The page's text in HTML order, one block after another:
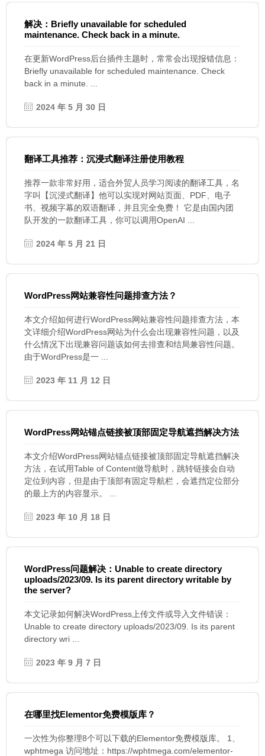
解决：Briefly unavailable for scheduled
maintenance. Check back in a minute.
在更新WordPress后台插件主题时，常常会出现报错信息：
Briefly unavailable for scheduled maintenance. Check
back in a minute. ...
2024 年 5 月 30 日
翻译工具推荐：沉浸式翻译注册使用教程
推荐一款非常好用，适合外贸人员学习阅读的翻译工具，名
字叫【沉浸式翻译】他可以实现对网站页面、PDF、电子
书、视频字幕的双语翻译，并且完全免费！ 它是由国内团
队开发的一款翻译工具，你可以调用OpenAI ...
2024 年 5 月 21 日
WordPress网站兼容性问题排查方法？
本文介绍如何进行WordPress网站兼容性问题排查方法，本
文详细介绍WordPress网站为什么会出现兼容性问题，以及
什么情况下出现兼容问题该如何去排查和结局兼容性问题。
由于WordPress是一 ...
2023 年 11 月 12 日
WordPress网站锚点链接被顶部固定导航遮挡解决方法
本文介绍WordPress网站锚点链接被顶部固定导航遮挡解决
方法，在试用Table of Content做导航时，跳转链接会自动
定位到内容，但是由于顶部有固定导航栏，会遮挡定位部分
的最上方的内容显示。 ...
2023 年 10 月 18 日
WordPress问题解决：Unable to create directory
uploads/2023/09. Is its parent directory writable by
the server?
本文记录如何解决WordPress上传文件或导入文件错误：
Unable to create directory uploads/2023/09. Is its parent
directory wri ...
2023 年 9 月 7 日
在哪里找Elementor免费模版库？
一次性为你整理8个可以下载的Elementor免费模版库。 1、
wphtmega 访问地址：https://wphtmega.com/elementor-